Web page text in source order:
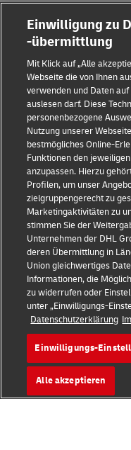
Investoren
Nachhaltigkeit
Innovation
Veranstaltungen
Markenpartnerschaften
Betrugserkennung
Impressum
Nutzungsbedingungen
Datenschutz
Barrierefreiheit
Weitere Informationen
Cookie-Einstellungen
Einwilligung zu
-übermittlung
Mit Klick auf „Alle
Webseite die von Ihnen
verwenden und Daten
auslesen darf. Diese
personenbezogene
Nutzung unserer
bestmögliches Online-
Funktionen den
anzupassen. Hierzu
Profilen, um unser
zielgruppengerecht zu
Marketingaktivitäten zu
stimmen Sie der
Unternehmen der DHL
deren Übermittlung in
Union gleichwertiges
Informationen, die
zu widerrufen oder
unter „Einwilligungs-
Datenschutzerklärung
Einwilligungs-
Alle akzeptieren